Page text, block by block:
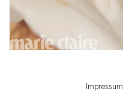
Impressum